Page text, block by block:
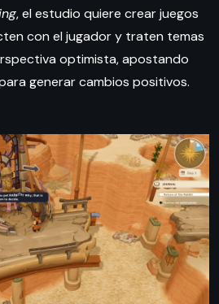
, el estudio quiere crear juegos
con el jugador y traten temas
optimista, apostando
generar cambios positivos.